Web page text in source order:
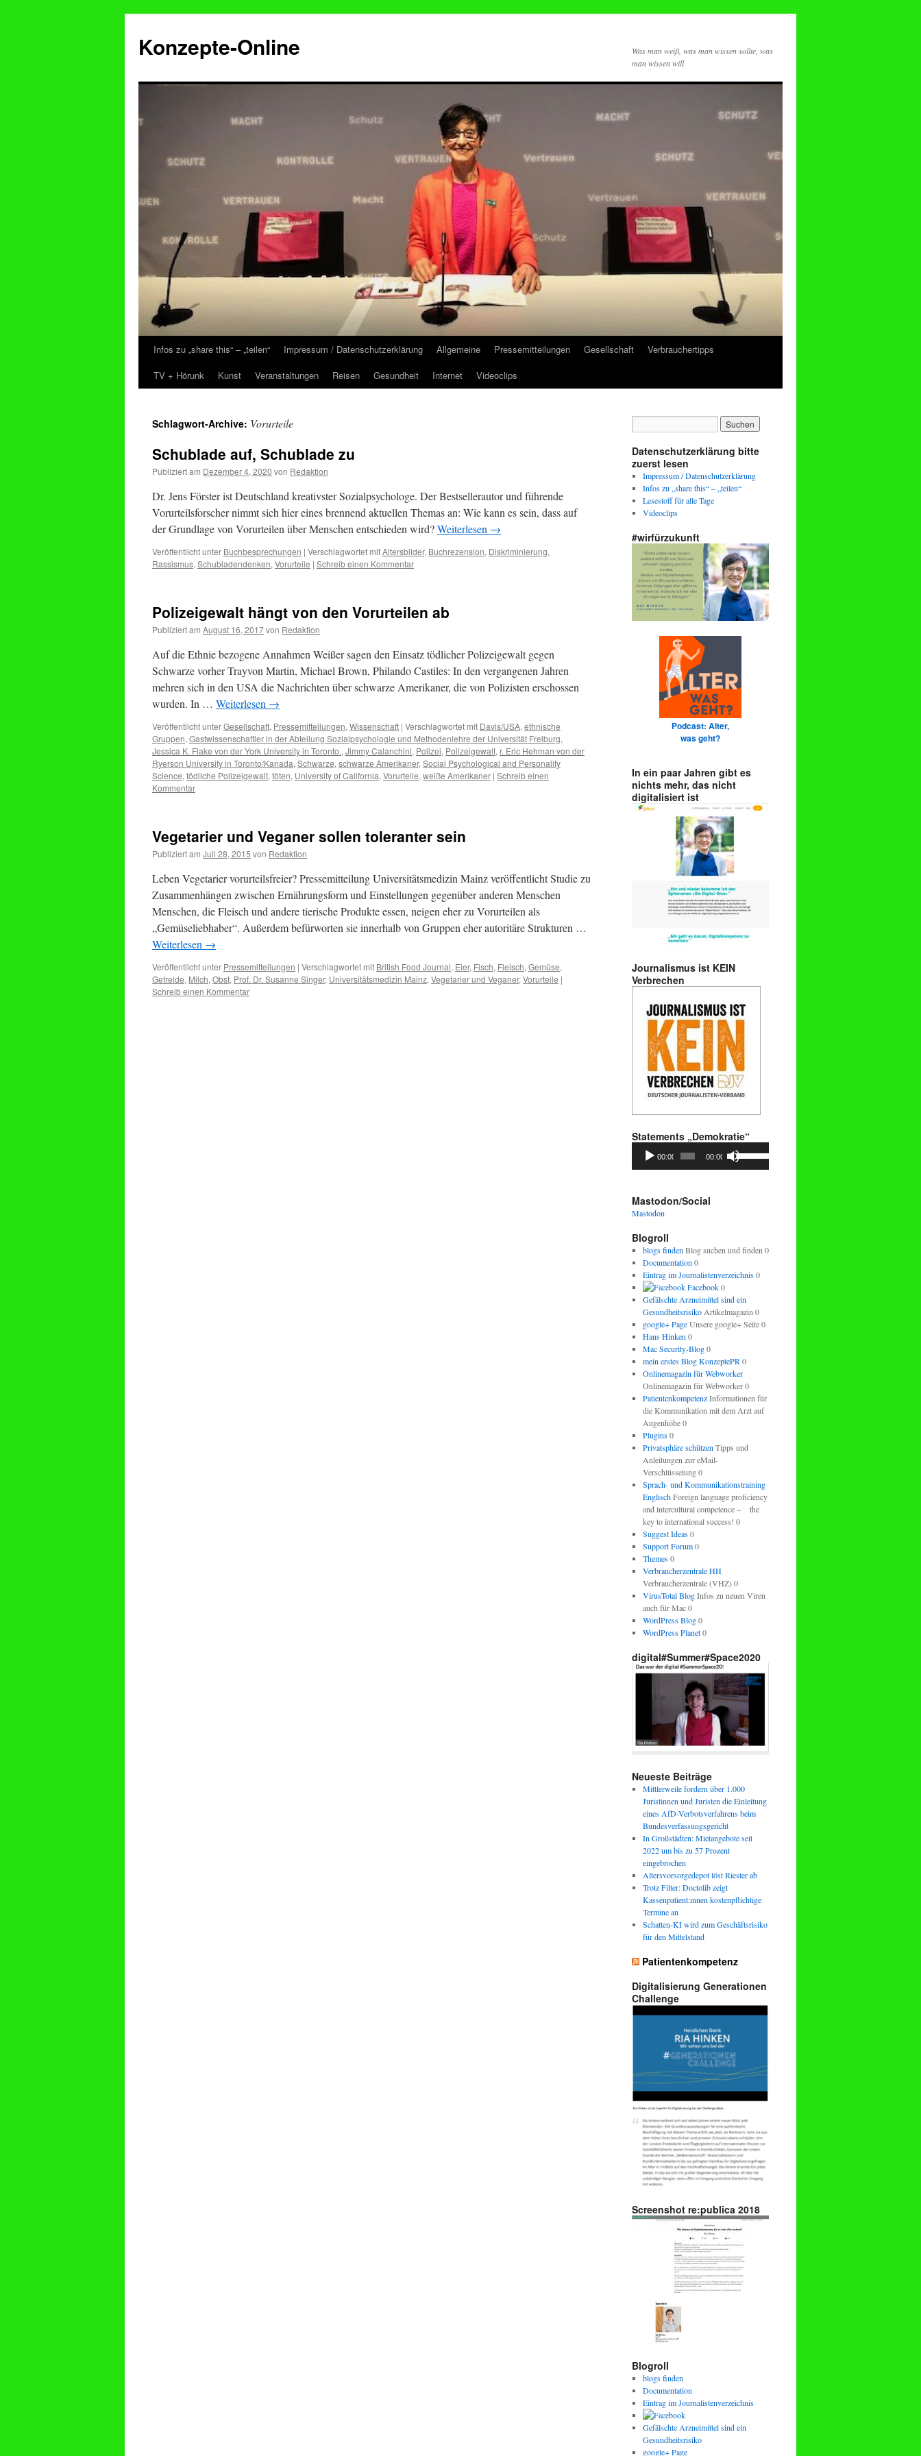
Konzepte-Online
Was man weiß, was man wissen sollte, was
man wissen will
Zum
Inhalt
Infos zu „share this“ – „teilen“ Impressum / Datenschutzerklärung Allgemeine Pressemitteilungen Gesellschaft
Verbrauchertipps
TV + Hörunk
Kunst Veranstaltungen Reisen Gesundheit Internet Videoclips
Schlagwort-Archive: Vorurteile
Schublade auf, Schublade zu
Publiziert am Dezember 4, 2020 von Redaktion
Dr. Jens Förster ist Deutschland kreativster Sozialpsychologe. Der Bestsellerautor und führende
Vorurteilsforscher nimmt sich hier eines brennend aktuellen Themas an: Wie kann es sein, dass auf
der Grundlage von Vorurteilen über Menschen entschieden wird?Weiterlesen →
Veröffentlicht unter Buchbesprechungen | Verschlagwortet mitAltersbilder, Buchrezension, Diskriminierung,
Rassismus, Schubladendenken, Vorurteile | Schreib einen Kommentar
Polizeigewalt hängt von den Vorurteilen ab
Publiziert am August 16, 2017von Redaktion
Auf die Ethnie bezogene Annahmen Weißer sagen den Einsatz tödlicher Polizeigewalt gegen
Schwarze vorher Trayvon Martin, Michael Brown, Philando Castiles: In den vergangenen Jahren
mehren sich in den USA die Nachrichten über schwarze Amerikaner, die von Polizisten erschossen
wurden. In … Weiterlesen →
Veröffentlicht unterGesellschaft, Pressemitteilungen, Wissenschaft | Verschlagwortet mit Davis/USA, ethnische
Gruppen, Gastwissenschaftler in der Abteilung Sozialpsychologie und Methodenlehre der Universität Freiburg,
Jessica K. Flake von der York University in Toronto., Jimmy Calanchini, Polizei, Polizeigewalt, r. Eric Hehman von der
Ryerson University in Toronto/Kanada, Schwarze, schwarze Amerikaner, Social Psychological and Personality
Science, tödliche Polizeigewalt, töten, University of California, Vorurteile, weiße Amerikaner | Schreib einen
Kommentar
Vegetarier und Veganer sollen toleranter sein
Publiziert am Juli 28, 2015 von Redaktion
Leben Vegetarier vorurteilsfreier? Pressemitteilung Universitätsmedizin Mainz veröffentlicht Studie zu
Zusammenhängen zwischen Ernährungsform und Einstellungen gegenüber anderen Menschen
Menschen, die Fleisch und andere tierische Produkte essen, neigen eher zu Vorurteilen als
„Gemüseliebhaber“. Außerdem befürworten sie innerhalb von Gruppen eher autoritäre Strukturen …
Weiterlesen →
Veröffentlicht unter Pressemitteilungen | Verschlagwortet mit British Food Journal, Eier, Fisch, Fleisch, Gemüse,
Getreide, Milch, Obst, Prof. Dr. Susanne Singer, Universitätsmedizin Mainz, Vegetarier und Veganer, Vorurteile |
Schreib einen Kommentar
Datenschutzerklärung bitte
zuerst lesen
Impressum / Datenschutzerklärung
Infos zu „share this“ – „teilen“
Lesestoff für alle Tage
Videoclips
#wirfürzukunft
Podcast: Alter,
was geht?
In ein paar Jahren gibt es
nichts mehr, das nicht
digitalisiert ist
Journalismus ist KEIN
Verbrechen
Statements „Demokratie“
Audio-
Player
00:00 00:00
Hoch/Runter
benutzen,
Mastodon/Social
Mastodon
Blogroll
blogs finden Blog suchen und finden 0
Documentation 0
Eintrag im Journalistenverzeichnis0
Facebook0
Gefälschte Arzneimittel sind ein
GesundheitsrisikoArtikelmagazin 0
google+ PageUnsere google+ Seite 0
Hans Hinken 0
Mac Security-Blog0
mein erstes Blog KonzeptePR 0
Onlinemagazin für Webworker
Onlinemagazin für Webworker 0
PatientenkompetenzInformationen für
die Kommunikation mit dem Arzt auf
Augenhöhe 0
Plugins0
Privatsphäre schützen Tipps und
Anleitungen zur eMail-
Verschlüsselung 0
Sprach- und Kommunikationstraining
EnglischForeign language proficiency
and intercultural competence – the
key to international success! 0
Suggest Ideas0
Support Forum0
Themes0
Verbraucherzentrale HH
Verbraucherzentrale (VHZ) 0
VirusTotal BlogInfos zu neuen Viren
auch für Mac 0
WordPress Blog0
WordPress Planet0
digital#Summer#Space2020
Neueste Beiträge
Mittlerweile fordern über 1.000
Juristinnen und Juristen die Einleitung
eines AfD-Verbotsverfahrens beim
Bundesverfassungsgericht
In Großstädten: Mietangebote seit
2022 um bis zu 57 Prozent
eingebrochen
Altersvorsorgedepot löst Riester ab
Trotz Filter: Doctolib zeigt
Kassenpatient:innen kostenpflichtige
Termine an
Schatten-KI wird zum Geschäftsrisiko
für den Mittelstand
Patientenkompetenz
Digitalisierung Generationen
Challenge
Screenshot re:publica 2018
Blogroll
blogs finden
Documentation
Eintrag im Journalistenverzeichnis
Gefälschte Arzneimittel sind ein
Gesundheitsrisiko
google+ Page